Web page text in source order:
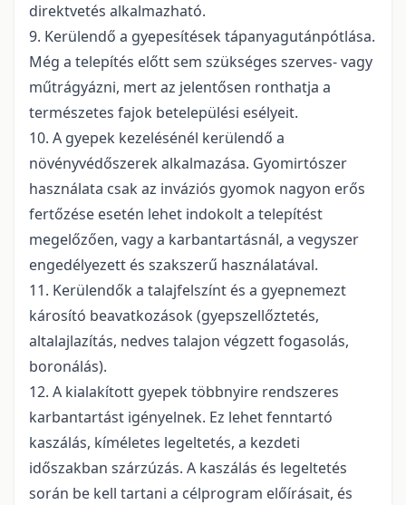
direktvetés alkalmazható.
9. Kerülendő a gyepesítések tápanyagutánpótlása.
Még a telepítés előtt sem szükséges szerves- vagy
műtrágyázni, mert az jelentősen ronthatja a
természetes fajok betelepülési esélyeit.
10. A gyepek kezelésénél kerülendő a
növényvédőszerek alkalmazása. Gyomirtószer
használata csak az inváziós gyomok nagyon erős
fertőzése esetén lehet indokolt a telepítést
megelőzően, vagy a karbantartásnál, a vegyszer
engedélyezett és szakszerű használatával.
11. Kerülendők a talajfelszínt és a gyepnemezt
károsító beavatkozások (gyepszellőztetés,
altalajlazítás, nedves talajon végzett fogasolás,
boronálás).
12. A kialakított gyepek többnyire rendszeres
karbantartást igényelnek. Ez lehet fenntartó
kaszálás, kíméletes legeltetés, a kezdeti
időszakban szárzúzás. A kaszálás és legeltetés
során be kell tartani a célprogram előírásait, és